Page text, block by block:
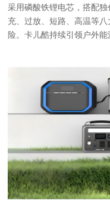
采用磷酸铁锂电芯，搭配独
充、过放、短路、高温等
险。卡儿酷持续引领户外能